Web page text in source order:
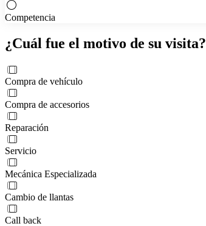
Competencia
¿Cuál fue el motivo de su visita?
Compra de vehículo
Compra de accesorios
Reparación
Servicio
Mecánica Especializada
Cambio de llantas
Call back